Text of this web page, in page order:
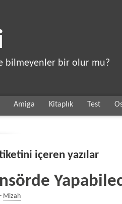
bilmeyenler bir olur mu?
Amiga Kitaplık Test
içeren yazılar
Mizah